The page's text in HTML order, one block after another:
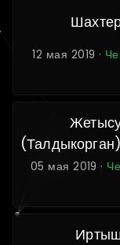
12 мая 2019 ·
05 мая 2019 ·